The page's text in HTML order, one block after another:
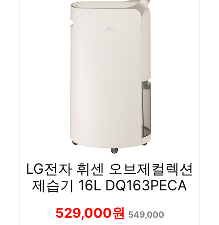
LG전자 휘센 오브제컬렉션
제습기 16L DQ163PECA
529,000원549,000